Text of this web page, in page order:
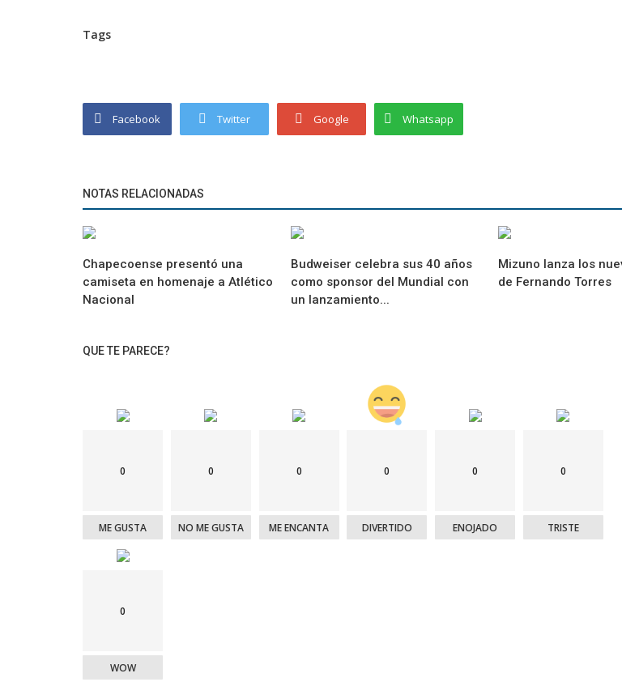
Tags
Facebook Twitter Google Whatsapp
NOTAS RELACIONADAS
Chapecoense presentó una
camiseta en homenaje a Atlético
Nacional
Budweiser celebra sus 40 años
como sponsor del Mundial con
un lanzamiento...
Mizuno lanza los
de Fernando Torres
QUE TE PARECE?
0
ME GUSTA
0
NO ME GUSTA
0
ME ENCANTA
0
DIVERTIDO
0
ENOJADO
0
TRISTE
0
WOW